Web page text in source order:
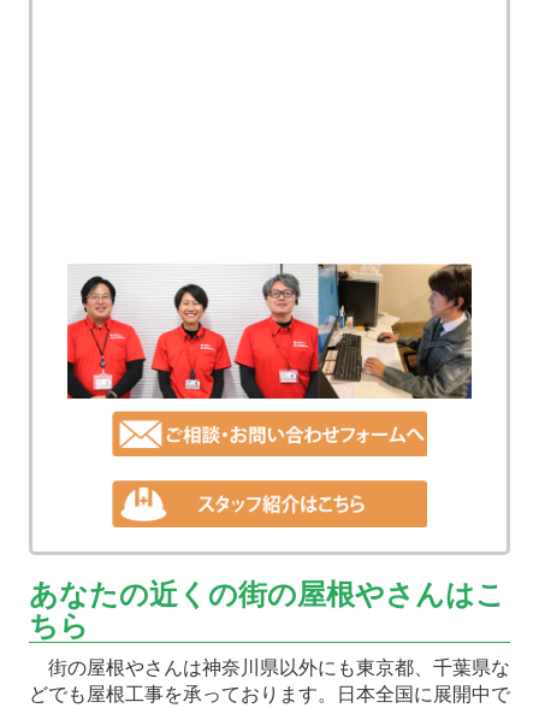
あなたの近くの街の屋根やさんはこ
ちら
街の屋根やさんは神奈川県以外にも東京都、千葉県な
どでも屋根工事を承っております。日本全国に展開中で